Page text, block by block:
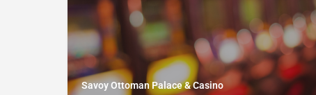
Savoy Ottoman Palace & Casino